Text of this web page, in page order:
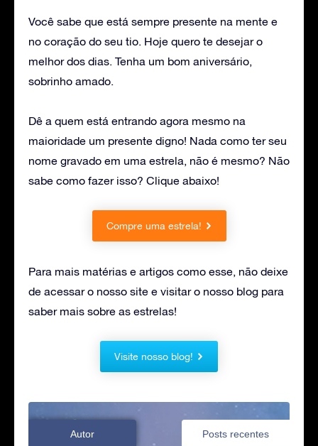
Você sabe que está sempre presente na mente e
no coração do seu tio. Hoje quero te desejar o
melhor dos dias. Tenha um bom aniversário,
sobrinho amado.
Dê a quem está entrando agora mesmo na
maioridade um presente digno! Nada como ter seu
nome gravado em uma estrela, não é mesmo? Não
sabe como fazer isso? Clique abaixo!
Compre uma estrela!
Para mais matérias e artigos como esse, não deixe
de acessar o nosso site e visitar o nosso blog para
saber mais sobre as estrelas!
Visite nosso blog!
Autor Posts recentes